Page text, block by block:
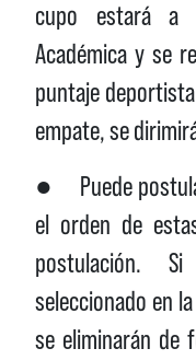
cupo estará a
Académica y se
puntaje
empate, se
● Puede
el orden de
postulación.
seleccionado en
se eliminarán de